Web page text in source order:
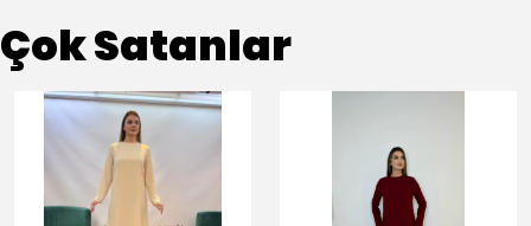
Çok Satanlar